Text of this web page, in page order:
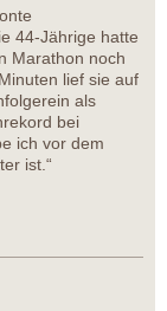
44-Jährige hatte
Marathon noch
lief sie auf
als
bei
ich vor dem
ist.“